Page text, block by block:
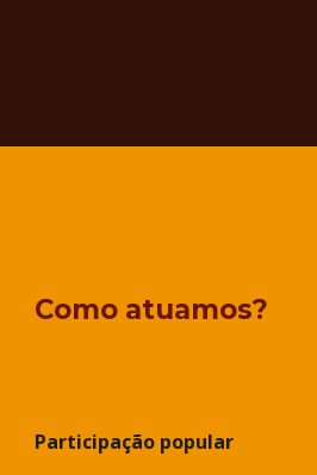
Como atuamos?
Participação popular